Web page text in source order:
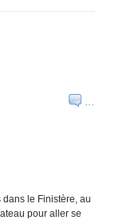
…
le Finistère, au
pour aller se